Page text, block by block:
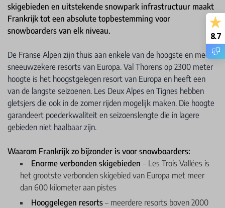
skigebieden en uitstekende snowpark infrastructuur maakt
Frankrijk tot een absolute topbestemming voor
snowboarders van elk niveau.
De Franse Alpen zijn thuis aan enkele van de hoogste en meest
sneeuwzekere resorts van Europa. Val Thorens op 2300 meter
hoogte is het hoogstgelegen resort van Europa en heeft een
van de langste seizoenen. Les Deux Alpes en Tignes hebben
gletsjers die ook in de zomer rijden mogelijk maken. Die hoogte
garandeert poederkwaliteit en seizoenslengte die in lagere
gebieden niet haalbaar zijn.
Waarom Frankrijk zo bijzonder is voor snowboarders:
Enorme verbonden skigebieden – Les Trois Vallées is
het grootste verbonden skigebied van Europa met meer
dan 600 kilometer aan pistes
Hooggelegen resorts – meerdere resorts boven 2000
8.7